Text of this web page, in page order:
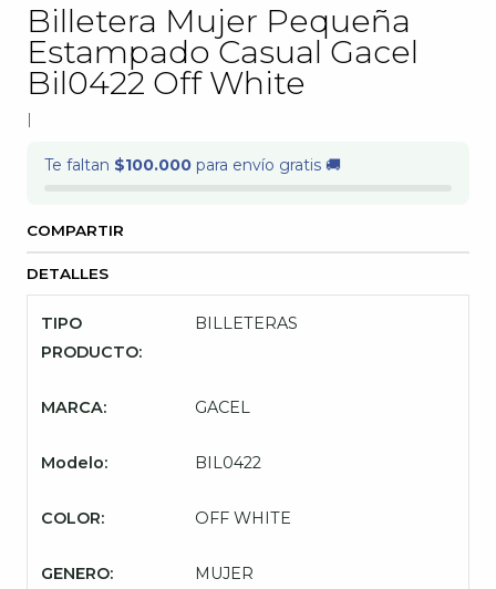
Billetera Mujer Pequeña
Estampado Casual Gacel
Bil0422 Off White
|
Te faltan $100.000 para envío gratis 🚚
COMPARTIR
DETALLES
TIPO
PRODUCTO:
BILLETERAS
MARCA: GACEL
Modelo: BIL0422
COLOR: OFF WHITE
GENERO: MUJER